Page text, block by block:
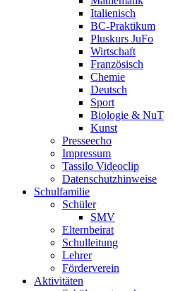
Italienisch
BC-Praktikum
Pluskurs JuFo
Wirtschaft
Französisch
Chemie
Deutsch
Sport
Biologie & NuT
Kunst
Presseecho
Impressum
Tassilo Videoclip
Datenschutzhinweise
Schulfamilie
Schüler
SMV
Elternbeirat
Schulleitung
Lehrer
Förderverein
Aktivitäten